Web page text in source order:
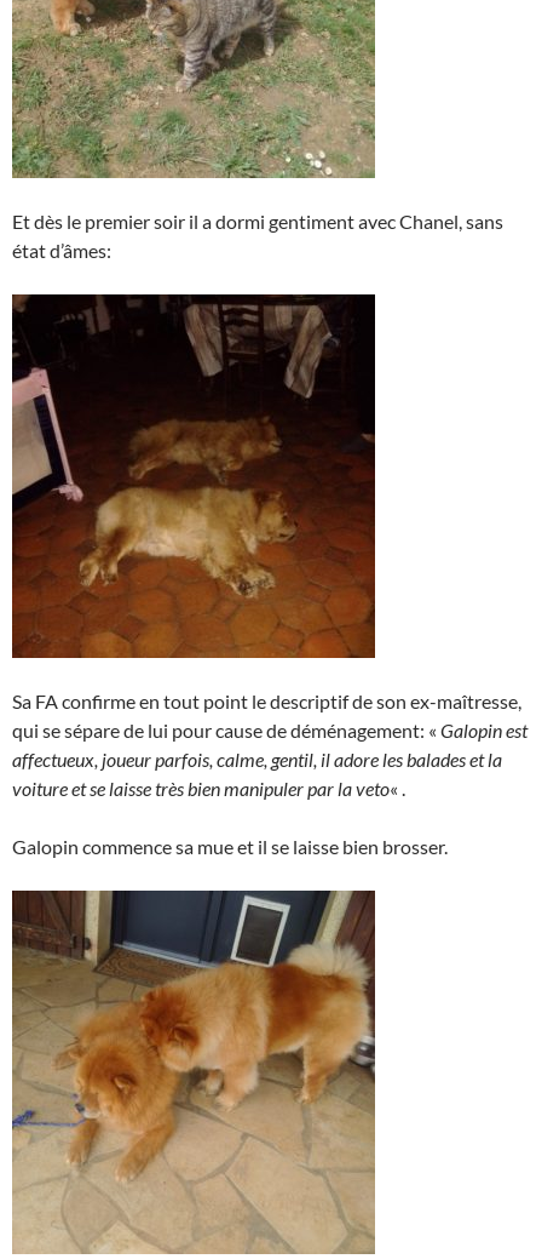
Et dès le premier soir il a dormi gentiment avec Chanel, sans
état d’âmes:
Sa FA confirme en tout point le descriptif de son ex-maîtresse,
qui se sépare de lui pour cause de déménagement: « Galopin est
affectueux, joueur parfois, calme, gentil, il adore les balades et la
voiture et se laisse très bien manipuler par la veto« .
Galopin commence sa mue et il se laisse bien brosser.